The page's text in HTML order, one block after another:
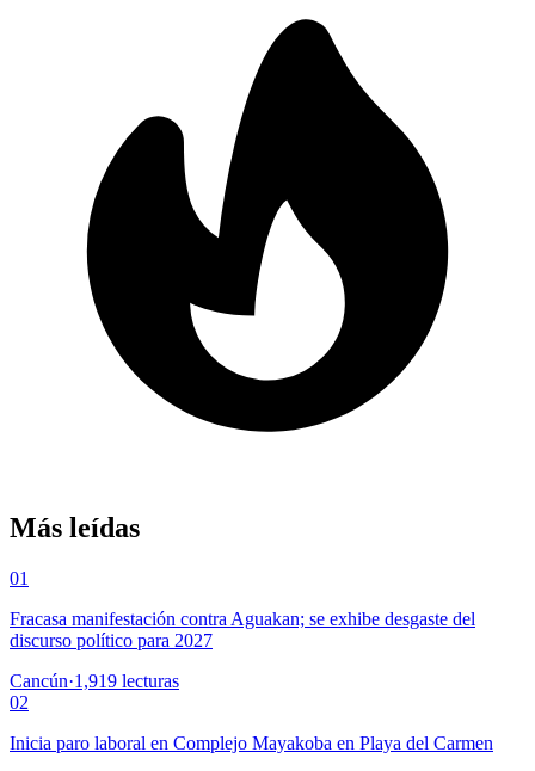
Más leídas
01
Fracasa manifestación contra Aguakan; se exhibe desgaste del
discurso político para 2027
Cancún·1,919 lecturas
02
Inicia paro laboral en Complejo Mayakoba en Playa del Carmen